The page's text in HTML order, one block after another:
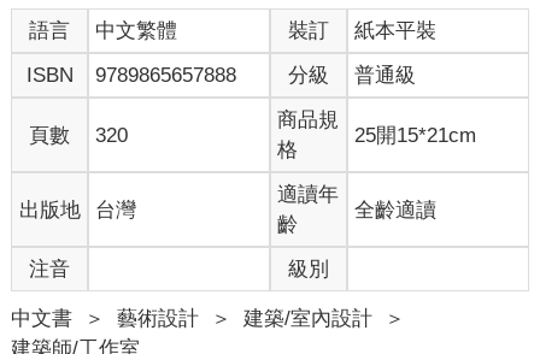
製般的剛剛好讓1.5個人舒服居住，那個0.5代表一種非穩定交往的
情感關係，其實也就是他更迭不定的女伴們。
直到40歲那一年，L男說他需要一個廚房了，因為終於遇到一個懂
他的女人，男人浪蕩的靈魂與漂泊的腸胃都想要定下來了。所以
他換了一間30坪的房子，一個房間一間浴室，一個餐廳與開放式
廚房，跟半個不需要電視機的起居間，另外一半留給了植物與寵
你可以想像這個房子的幸福感多到像奶昔一般溢出來了，廚房裡
日日烹調的不僅是食物，更多的是愛情。空間跟身體的關係也不
再只是物理性的尺度感，更多的是感官性的親密感。對L男而言，
廚房非但不再只是個符號，而且簡直從名詞變成一個充滿表情的
動詞了。對於男人類來講，或許這也是一種空間認知上的演化吧!
語言 中文繁體 裝訂
紙本平裝
ISBN
9789865657888 分級 普通級
頁數 320
商品規
格
25開15*21cm
出版地 台灣
適讀年
齡
全齡適讀
注音 級別
中文書 ＞ 藝術設計 ＞ 建築/室內設計
＞
建築師/工作室